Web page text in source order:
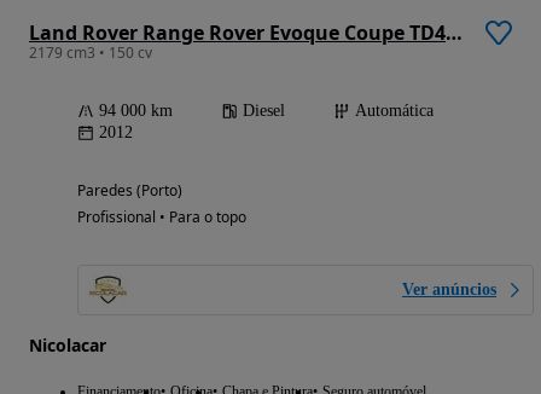
Land Rover Range Rover Evoque Coupe TD4 Aut. Dynamic
2179 cm3 • 150 cv
94 000 km Diesel
Automática
2012
Paredes (Porto)
Profissional • Para o topo
Ver anúncios
Nicolacar